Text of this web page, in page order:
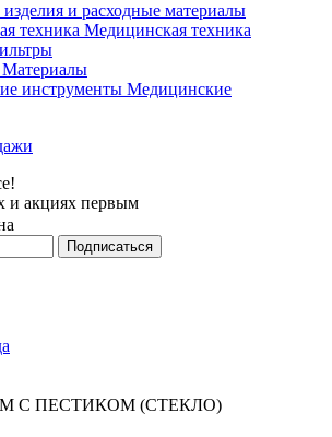
и расходные материалы
Медицинская техника
Материалы
Медицинские
и акциях первым
С ПЕСТИКОМ (СТЕКЛО)